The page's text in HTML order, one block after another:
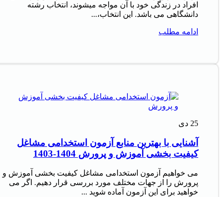
افراد در زندگی خود با آن مواجه میشوند، انتخاب رشته
دانشگاهی می باشد. این انتخاب،...
ادامه مطلب
25 دی
آشنایی با بهترین منابع آزمون استخدامی مشاغل
کیفیت بخشی آموزش و پرورش 1404-1403
می خواهیم آزمون استخدامی مشاغل کیفیت بخشی آموزش و
پرورش را از جهات مختلف مورد بررسی قرار دهیم. اگر می
خواهید برای این آزمون آماده شوید ...